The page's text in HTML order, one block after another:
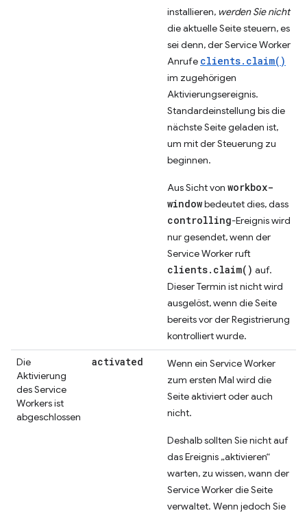
installieren, werden Sie nicht
die aktuelle Seite steuern, es
sei denn, der Service Worker
Anrufe clients.claim()
im zugehörigen
Aktivierungsereignis.
Standardeinstellung bis die
nächste Seite geladen ist,
um mit der Steuerung zu
beginnen.
Aus Sicht von workbox-
windowbedeutet dies, dass
controlling-Ereignis wird
nur gesendet, wenn der
Service Worker ruft
clients.claim() auf.
Dieser Termin ist nicht wird
ausgelöst, wenn die Seite
bereits vor der Registrierung
kontrolliert wurde.
Die
Aktivierung
des Service
Workers ist
abgeschlossen
activated
Wenn ein Service Worker
zum ersten Mal wird die
Seite aktiviert oder auch
nicht.
Deshalb sollten Sie nicht auf
das Ereignis „aktivieren“
warten, zu wissen, wann der
Service Worker die Seite
verwaltet. Wenn jedoch Sie